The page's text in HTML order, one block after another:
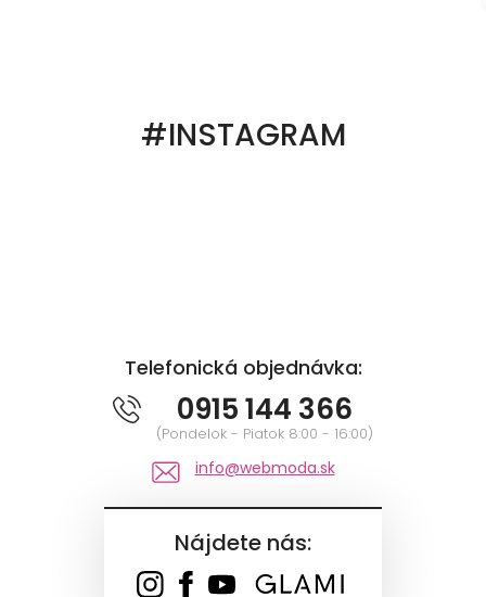
#INSTAGRAM
Telefonická objednávka:
0915 144 366
(Pondelok - Piatok 8:00 - 16:00)
info@webmoda.sk
Nájdete nás: